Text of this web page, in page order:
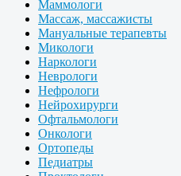
Маммологи
Массаж, массажисты
Мануальные терапевты
Микологи
Наркологи
Неврологи
Нефрологи
Нейрохирурги
Офтальмологи
Онкологи
Ортопеды
Педиатры